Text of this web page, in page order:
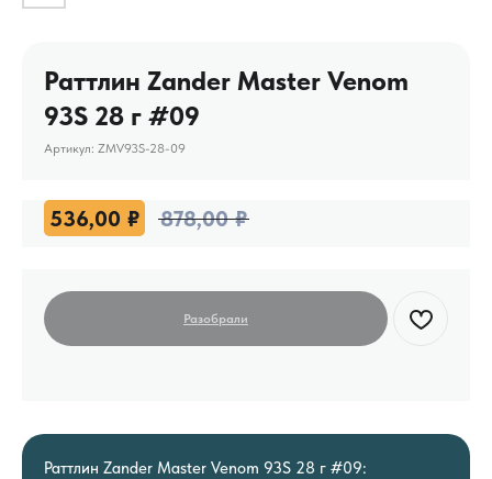
Раттлин Zander Master Venom
93S 28 г #09
Артикул: ZMV93S-28-09
536,00 ₽ 878,00 ₽
Раттлин Zander Master Venom 93S 28 г #09: